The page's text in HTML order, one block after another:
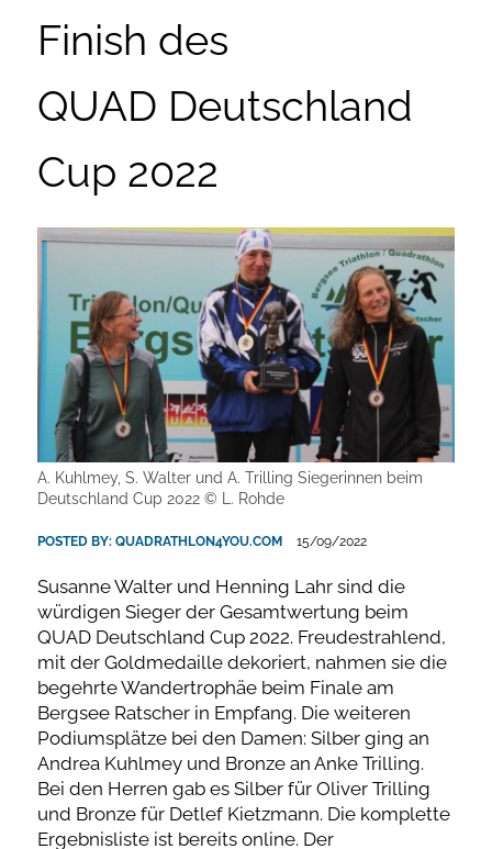
Finish des
QUAD Deutschland
Cup 2022
A. Kuhlmey, S. Walter und A. Trilling Siegerinnen beim
Deutschland Cup 2022 © L. Rohde
POSTED BY: QUADRATHLON4YOU.COM 15/09/2022
Susanne Walter und Henning Lahr sind die
würdigen Sieger der Gesamtwertung beim
QUAD Deutschland Cup 2022. Freudestrahlend,
mit der Goldmedaille dekoriert, nahmen sie die
begehrte Wandertrophäe beim Finale am
Bergsee Ratscher in Empfang. Die weiteren
Podiumsplätze bei den Damen: Silber ging an
Andrea Kuhlmey und Bronze an Anke Trilling.
Bei den Herren gab es Silber für Oliver Trilling
und Bronze für Detlef Kietzmann. Die komplette
Ergebnisliste ist bereits online. Der